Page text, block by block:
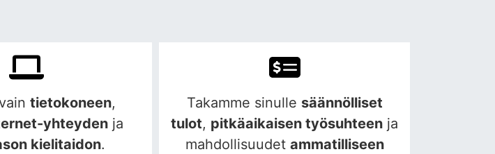
tietokoneen,
yhteyden ja
kielitaidon.
Takamme sinulle säännölliset
tulot, pitkäaikaisen työsuhteen ja
mahdollisuudet ammatilliseen